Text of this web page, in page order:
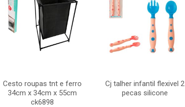
Cesto roupas tnt e ferro
34cm x 34cm x 55cm
ck6898
Cj talher infantil flexivel 2
pecas silicone